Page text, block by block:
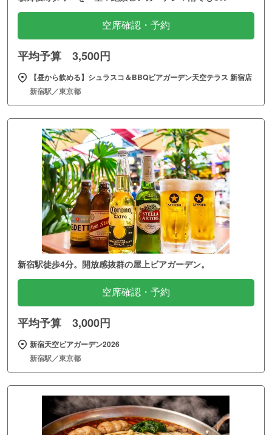
空席確認・予約
平均予算 3,500円
【昼から飲める】シュラスコ＆BBQビアガーデン天空テラス 新宿店
新宿駅／東京都
新宿駅徒歩4分。開放感抜群の屋上ビアガーデン。
空席確認・予約
平均予算 3,000円
新宿天空ビアガーデン2026
新宿駅／東京都